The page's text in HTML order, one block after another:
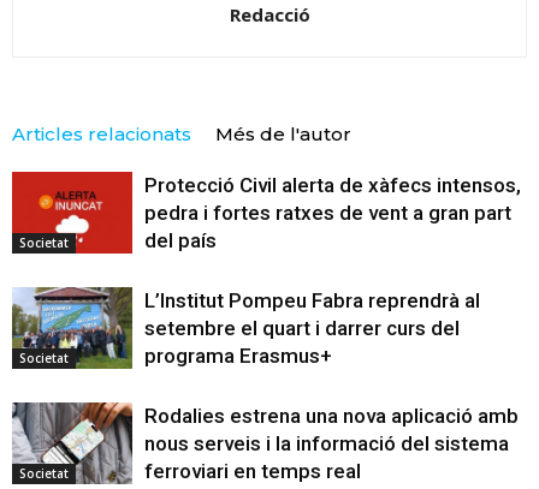
Redacció
Articles relacionats Més de l'autor
Societat
Protecció Civil alerta de xàfecs intensos,
pedra i fortes ratxes de vent a gran part
del país
Societat
L’Institut Pompeu Fabra reprendrà al
setembre el quart i darrer curs del
programa Erasmus+
Societat
Rodalies estrena una nova aplicació amb
nous serveis i la informació del sistema
ferroviari en temps real